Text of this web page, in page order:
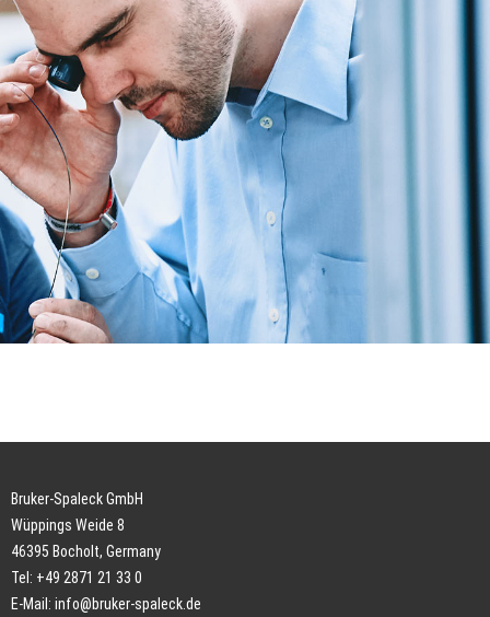
Bruker-Spaleck GmbH
Wüppings Weide 8
46395 Bocholt, Germany
Tel: +49 2871 21 33 0
E-Mail: info@bruker-spaleck.de